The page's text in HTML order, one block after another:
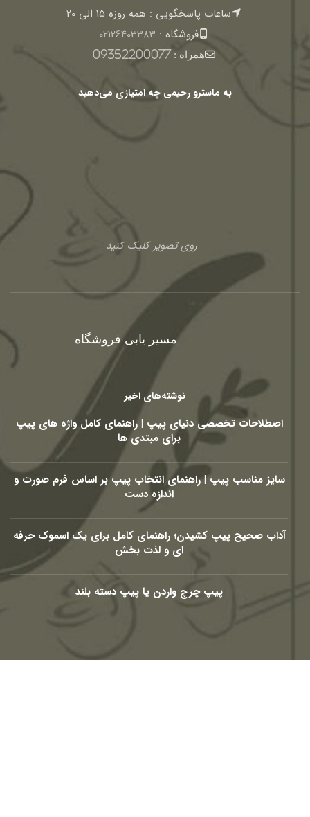
ساعات پاسخگویی : همه روزه 15 الی 20
فروشگاه : 02126403383
همراه :09352200077
به ماسترو رحیمی چه امتیازی می‌دهید
روی تصویر کلیک کنید
مسیر یابی فروشگاه
نوشته‌های اخیر
اصطلاحات تخصصی دنیای پیپ | راهنمای کامل واژه های پیپ
برای مبتدی ها
سایز مناسب پیپ | راهنمای انتخاب پیپ بر اساس فرم صورت و
اندازه دست
آداب صحیح پیپ کشیدن؛ راهنمای کامل برای یک اسموک حرفه
ای و لذت بخش
پیپ چرچ واردن یا پیپ دسته بلند